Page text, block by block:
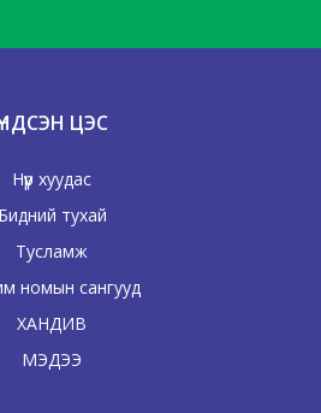
ЦЭС
Нүүр хуудас
Бидний тухай
Тусламж
номын сангууд
ХАНДИВ
МЭДЭЭ